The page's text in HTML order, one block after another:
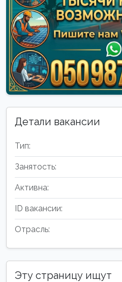
Детали вакансии
Тип:
Занятость:
Активна:
ID вакансии:
Отрасль:
Эту страницу ищут